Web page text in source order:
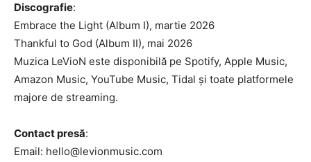
Discografie:
Embrace the Light (Album I), martie 2026
Thankful to God (Album II), mai 2026
Muzica LeVioN este disponibilă pe Spotify, Apple Music,
Amazon Music, YouTube Music, Tidal și toate platformele
majore de streaming.
Contact presă:
Email: hello@levionmusic.com